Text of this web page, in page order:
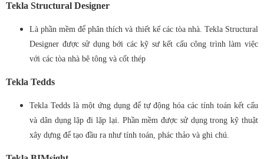
Tekla Structural Designer
Là phần mềm để phân thích và thiết kế các tòa nhà. Tekla Structural
Designer được sử dụng bới các kỹ sư kết cấu công trình làm việc
với các tòa nhà bê tông và cốt thép
Tekla Tedds
Tekla Tedds là một ứng dụng để tự động hóa các tính toán kết cấu
và dân dụng lặp đi lặp lại. Phần mềm được sử dụng trong kỹ thuật
xây dựng để tạo đầu ra như tính toán, phác thảo và ghi chú.